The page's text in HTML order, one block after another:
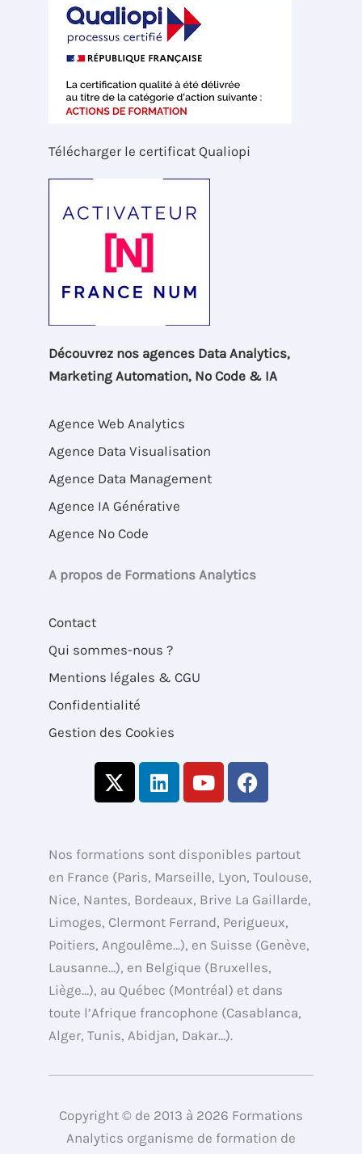
Télécharger le certificat Qualiopi
Découvrez nos agences Data Analytics,
Marketing Automation, No Code & IA
Agence Web Analytics
Agence Data Visualisation
Agence Data Management
Agence IA Générative
Agence No Code
A propos de Formations Analytics
Contact
Qui sommes-nous ?
Mentions légales & CGU
Confidentialité
Gestion des Cookies
X
-
i
t
t
e
r
L
i
e
d
i
n
Y
o
u
b
e
F
a
b
o
o
k
Nos formations sont disponibles partout
en France (Paris, Marseille, Lyon, Toulouse,
Nice, Nantes, Bordeaux, Brive La Gaillarde,
Limoges, Clermont Ferrand, Perigueux,
Poitiers, Angoulême…), en Suisse (Genève,
Lausanne…), en Belgique (Bruxelles,
Liège…), au Québec (Montréal) et dans
toute l’Afrique francophone (Casablanca,
Alger, Tunis, Abidjan, Dakar…).
Copyright © de 2013 à 2026 Formations
Analytics organisme de formation de